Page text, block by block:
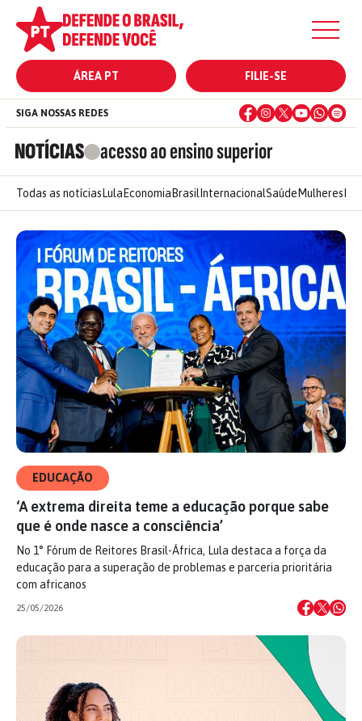
ÁREA PT FILIE-SE
NOTÍCIAS acesso ao ensino superior
SIGA NOSSAS REDES
Todas as notícias Lula Economia Brasil InternacionalSaúde Mulheres
EDUCAÇÃO
‘A extrema direita teme a educação porque sabe
que é onde nasce a consciência’
No 1° Fórum de Reitores Brasil-África, Lula destaca a força da
educação para a superação de problemas e parceria prioritária
com africanos
25/05/2026